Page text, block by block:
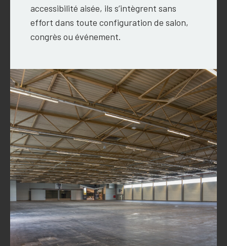
accessibilité aisée, ils s’intègrent sans
effort dans toute configuration de salon,
congrès ou événement.